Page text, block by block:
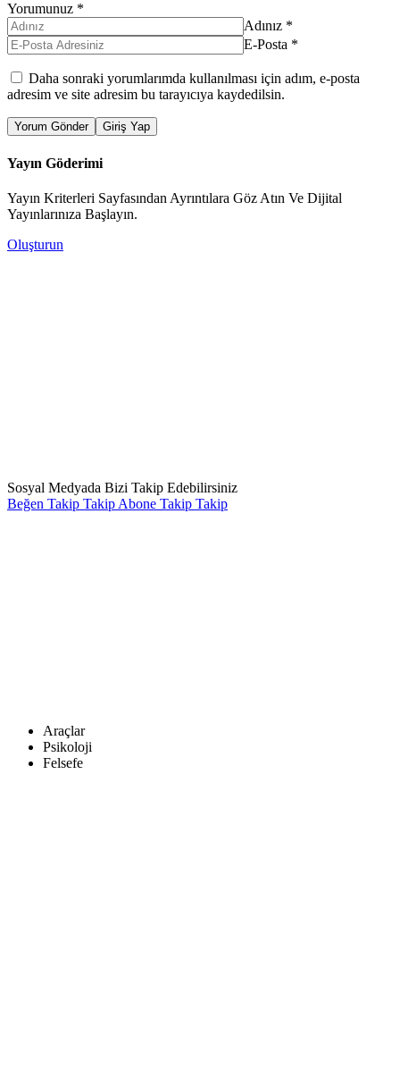
Yorumunuz *
Adınız *
E-Posta *
Daha sonraki yorumlarımda kullanılması için adım, e-posta
adresim ve site adresim bu tarayıcıya kaydedilsin.
Yorum Gönder Giriş Yap
Yayın Göderimi
Yayın Kriterleri Sayfasından Ayrıntılara Göz Atın Ve Dijital
Yayınlarınıza Başlayın.
Oluşturun
Sosyal Medyada Bizi Takip Edebilirsiniz
Beğen Takip Takip Abone Takip Takip
Araçlar
Psikoloji
Felsefe